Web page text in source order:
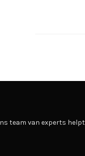
team van experts